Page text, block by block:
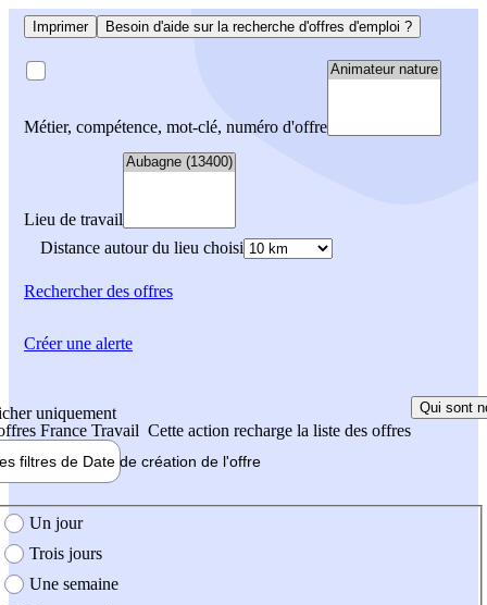
Imprimer Besoin d'aide sur la recherche d'offres d'emploi ?
Métier, compétence, mot-clé, numéro d'offre
Lieu de travail
Distance autour du lieu choisi
Rechercherdes offres
uniquement
France Travail Cette action recharge la liste des offres
Qui sont
filtres de Date de création de l'offre
création de l'offre
Un jour
Trois jours
Une semaine
Créer une alerte